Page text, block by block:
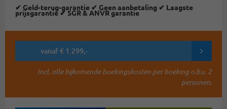
✔ Geld-terug-garantie ✔ Geen aanbetaling ✔ Laagste
prijsgarantie ✔ SGR & ANVR garantie
vanaf € 1.299,-
Incl. alle bijkomende boekingskosten per boeking o.b.v. 2
personen.